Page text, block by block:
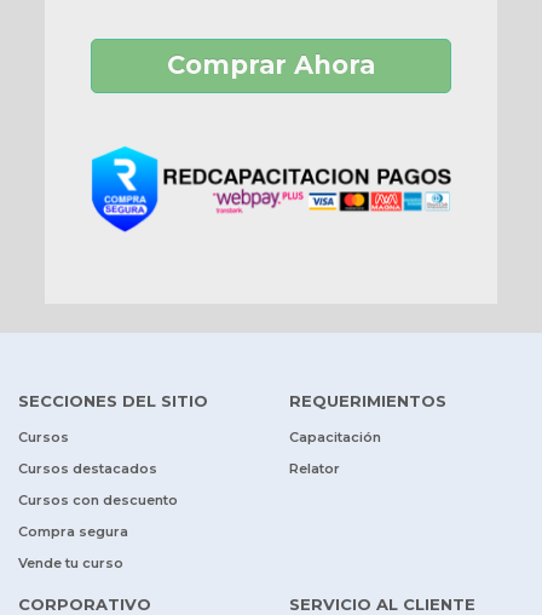
Comprar Ahora
SECCIONES DEL SITIO
Cursos
Cursos destacados
Cursos con descuento
Compra segura
Vende tu curso
REQUERIMIENTOS
Capacitación
Relator
CORPORATIVO SERVICIO AL CLIENTE